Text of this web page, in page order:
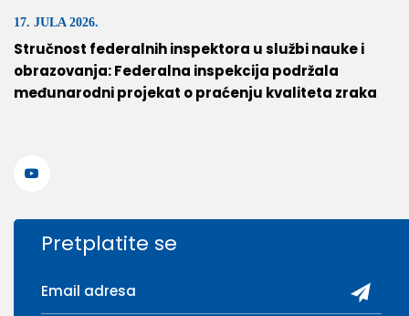
17. JULA 2026.
Stručnost federalnih inspektora u službi nauke i
obrazovanja: Federalna inspekcija podržala
međunarodni projekat o praćenju kvaliteta zraka
Pretplatite se